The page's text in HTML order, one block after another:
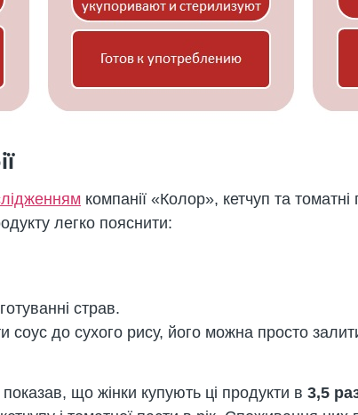
компанії «Колор», кетчуп та
легко пояснити:
страв.
соус до сухого рису, його можна просто
що жінки купують ці продукти в 3,5